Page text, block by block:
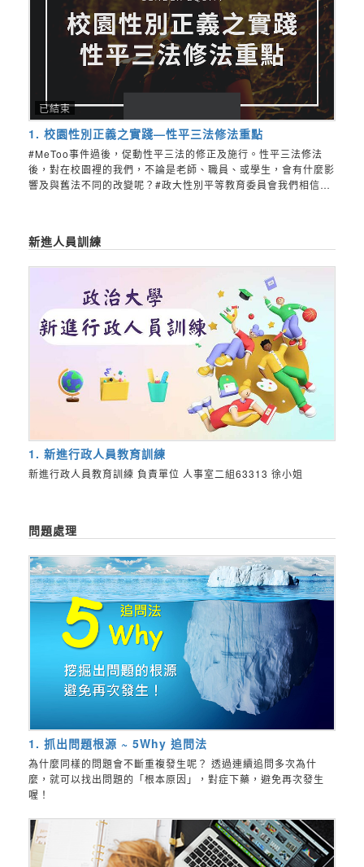
已結束
1. 校園性別正義之實踐—性平三法修法重點
#MeToo事件過後，促動性平三法的修正及施行。性平三法修法
後，對在校園裡的我們，不論是老師、職員、或學生，會有什麼影
響及與舊法不同的改變呢？#政大性別平等教育委員會我們相信，
新進人員訓練
1. 新進行政人員教育訓練
新進行政人員教育訓練 負責單位 人事室二組63313 徐小姐
問題處理
1. 抓出問題根源 ~ 5Why 追問法
為什麼同樣的問題會不斷重複發生呢？ 透過連續追問多次為什
麼，就可以找出問題的「根本原因」，對症下藥，避免再次發生
喔！